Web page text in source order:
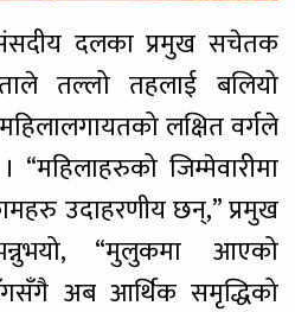
दलका प्रमुख सचेतक
तल्लो तहलाई बलियो
लक्षित वर्गले
“महिलाहरुको जिम्मेवारीमा
उदाहरणीय छन्,” प्रमुख
“मुलुकमा आएको
अब आर्थिक समृद्धिको